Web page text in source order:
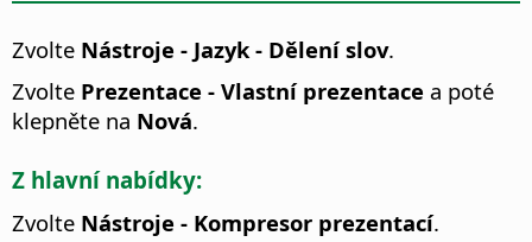
Zvolte Nástroje - Jazyk - Dělení slov.
Zvolte Prezentace - Vlastní prezentace a poté
klepněte na Nová.
Z hlavní nabídky:
Zvolte Nástroje - Kompresor prezentací.